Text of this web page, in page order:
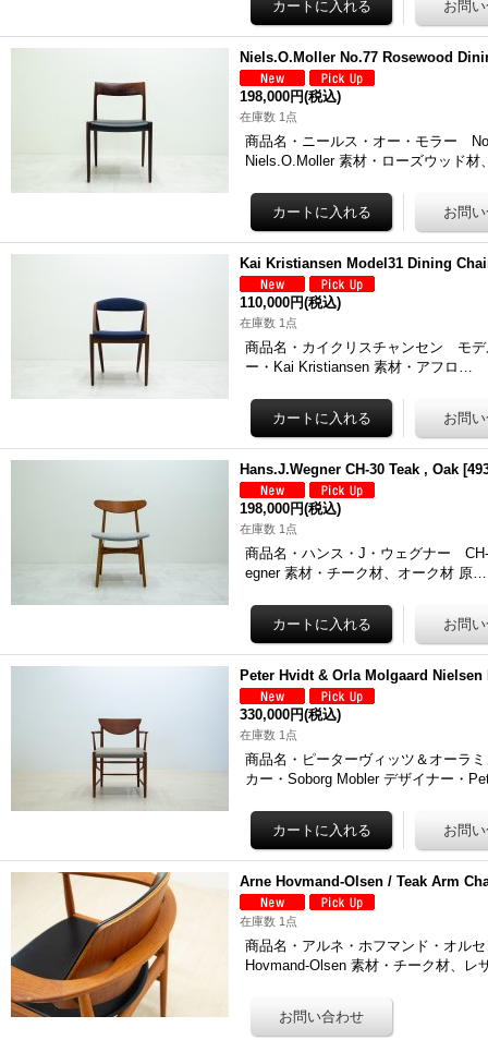
Niels.O.Moller No.77 Rosewood
198,000円(税込)
在庫数 1点
商品名・ニールス・オー・モラー
Niels.O.Moller 素材・ローズウッド
Kai Kristiansen Model31 Dining
110,000円(税込)
在庫数 1点
商品名・カイクリスチャンセン モデ
ー・Kai Kristiansen 素材・アフロ…
Hans.J.Wegner CH-30 Teak , Oak [
198,000円(税込)
在庫数 1点
商品名・ハンス・J・ウェグナー
egner 素材・チーク材、オーク材 原…
Peter Hvidt & Orla Molgaard
330,000円(税込)
在庫数 1点
商品名・ピーターヴィッツ＆オーラ
カー・Soborg Mobler デザイナー・
Arne Hovmand-Olsen / Teak Arm
在庫数 1点
商品名・アルネ・ホフマンド・オル
Hovmand-Olsen 素材・チーク材、レ